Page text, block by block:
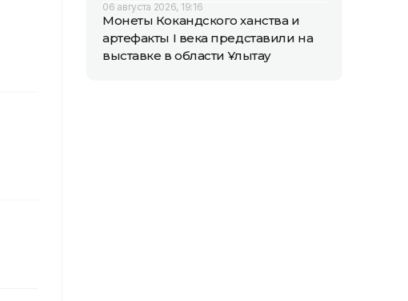
06 августа 2026, 19:16
Монеты Кокандского ханства и
артефакты I века представили на
выставке в области Ұлытау